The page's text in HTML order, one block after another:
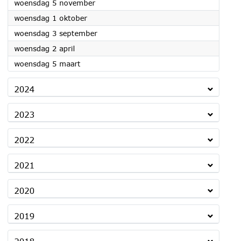
woensdag 5 november2025
woensdag 1 oktober2025
woensdag 3 september2025
woensdag 2 april
woensdag 5 maart2025
2024
2023
2022
2021
2020
2019